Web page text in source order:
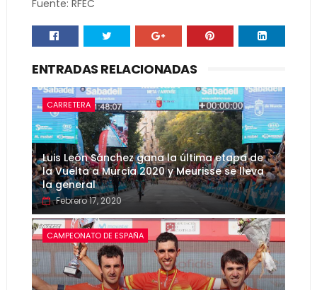
Fuente: RFEC
ENTRADAS RELACIONADAS
CARRETERA
Luis León Sánchez gana la última etapa de
la Vuelta a Murcia 2020 y Meurisse se lleva
la general
Febrero 17, 2020
CAMPEONATO DE ESPAÑA